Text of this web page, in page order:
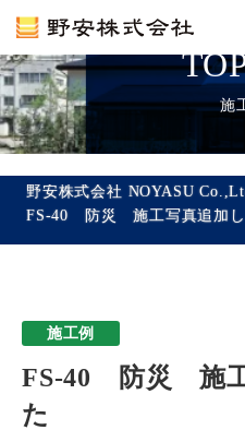
カタログ
瓦ができるまで
会社概要 沿革 代表あ
施
野安株式会社 NOYASU
FS-40 防災 施工写真追加し
施工例
FS-40 防災 施
た